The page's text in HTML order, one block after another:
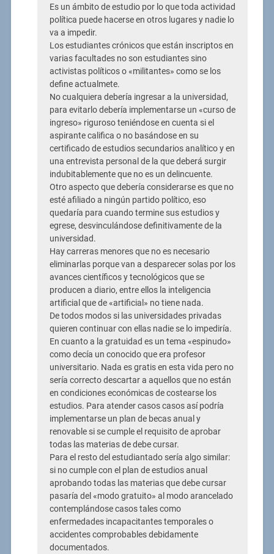
Es un ámbito de estudio por lo que toda actividad
política puede hacerse en otros lugares y nadie lo
va a impedir.
Los estudiantes crónicos que están inscriptos en
varias facultades no son estudiantes sino
activistas políticos o «militantes» como se los
define actualmete.
No cualquiera debería ingresar a la universidad,
para evitarlo debería implementarse un «curso de
ingreso» riguroso teniéndose en cuenta si el
aspirante califica o no basándose en su
certificado de estudios secundarios analítico y en
una entrevista personal de la que deberá surgir
indubitablemente que no es un delincuente.
Otro aspecto que debería considerarse es que no
esté afiliado a ningún partido político, eso
quedaría para cuando termine sus estudios y
egrese, desvinculándose definitivamente de la
universidad.
Hay carreras menores que no es necesario
eliminarlas porque van a desparecer solas por los
avances científicos y tecnológicos que se
producen a diario, entre ellos la inteligencia
artificial que de «artificial» no tiene nada.
De todos modos si las universidades privadas
quieren continuar con ellas nadie se lo impediría.
En cuanto a la gratuidad es un tema «espinudo»
como decía un conocido que era profesor
universitario. Nada es gratis en esta vida pero no
sería correcto descartar a aquellos que no están
en condiciones económicas de costearse los
estudios. Para atender casos casos así podría
implementarse un plan de becas anual y
renovable si se cumple el requisito de aprobar
todas las materias de debe cursar.
Para el resto del estudiantado sería algo similar:
si no cumple con el plan de estudios anual
aprobando todas las materias que debe cursar
pasaría del «modo gratuito» al modo arancelado
contemplándose casos tales como
enfermedades incapacitantes temporales o
accidentes comprobables debidamente
documentados.